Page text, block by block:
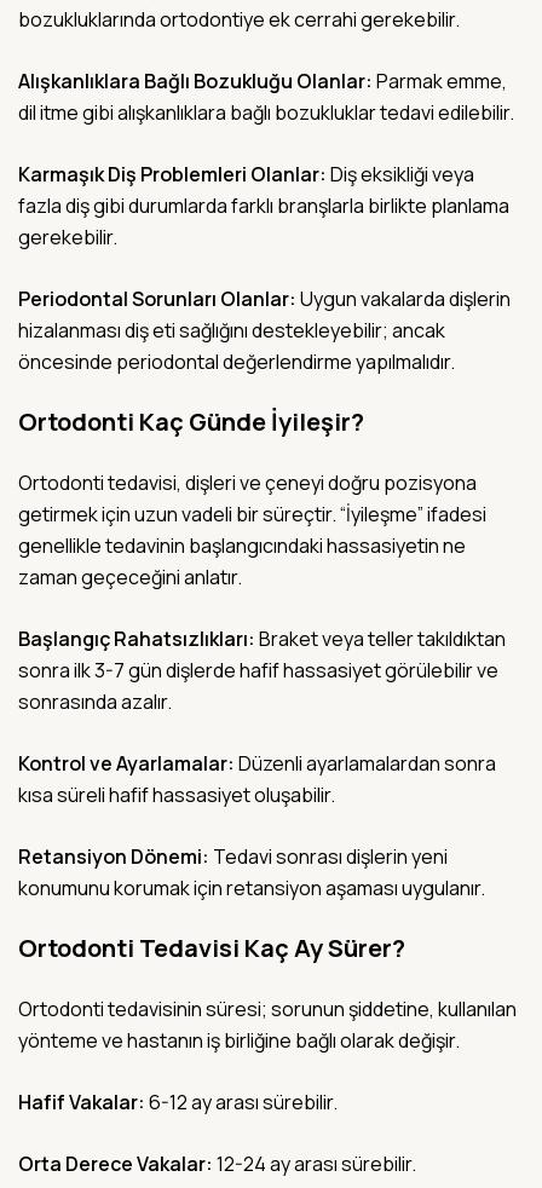
bozukluklarında ortodontiye ek cerrahi gerekebilir.
Alışkanlıklara Bağlı Bozukluğu Olanlar: Parmak emme,
dil itme gibi alışkanlıklara bağlı bozukluklar tedavi edilebilir.
Karmaşık Diş Problemleri Olanlar: Diş eksikliği veya
fazla diş gibi durumlarda farklı branşlarla birlikte planlama
gerekebilir.
Periodontal Sorunları Olanlar: Uygun vakalarda dişlerin
hizalanması diş eti sağlığını destekleyebilir; ancak
öncesinde periodontal değerlendirme yapılmalıdır.
Ortodonti Kaç Günde İyileşir?
Ortodonti tedavisi, dişleri ve çeneyi doğru pozisyona
getirmek için uzun vadeli bir süreçtir. “İyileşme” ifadesi
genellikle tedavinin başlangıcındaki hassasiyetin ne
zaman geçeceğini anlatır.
Başlangıç Rahatsızlıkları: Braket veya teller takıldıktan
sonra ilk 3-7 gün dişlerde hafif hassasiyet görülebilir ve
sonrasında azalır.
Kontrol ve Ayarlamalar: Düzenli ayarlamalardan sonra
kısa süreli hafif hassasiyet oluşabilir.
Retansiyon Dönemi: Tedavi sonrası dişlerin yeni
konumunu korumak için retansiyon aşaması uygulanır.
Ortodonti Tedavisi Kaç Ay Sürer?
Ortodonti tedavisinin süresi; sorunun şiddetine, kullanılan
yönteme ve hastanın iş birliğine bağlı olarak değişir.
Hafif Vakalar: 6-12 ay arası sürebilir.
Orta Derece Vakalar: 12-24 ay arası sürebilir.